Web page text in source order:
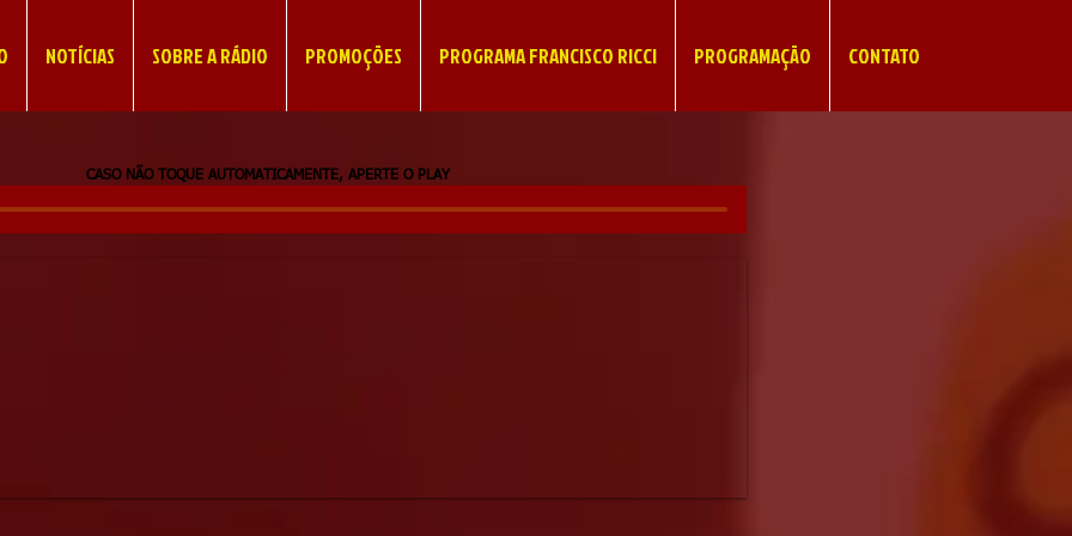
NOTÍCIAS SOBRE A RÁDIO PROMOÇÕES PROGRAMA FRANCISCO RICCI PROGRAMAÇÃO CONTATO
CASO NÃO TOQUE AUTOMATICAMENTE, APERTE O PLAY